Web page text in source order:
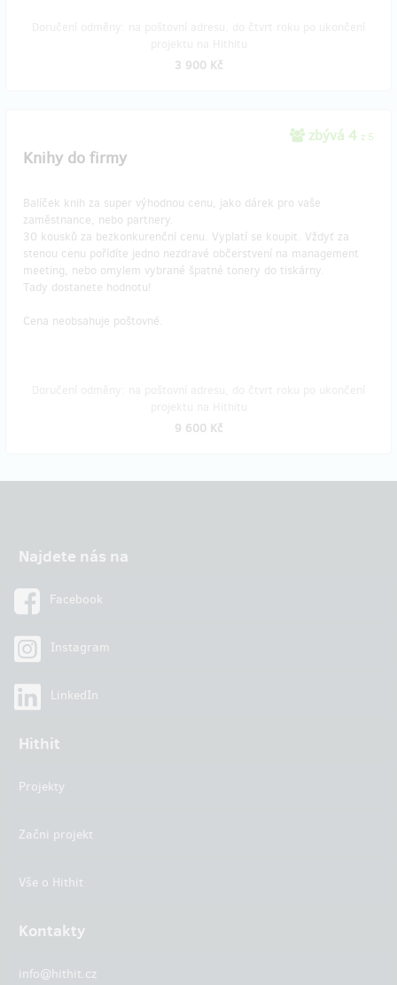
3 900 Kč
zbývá 4 z 5
Knihy do firmy
Balíček knih za super výhodnou cenu, jako dárek pro vaše
zaměstnance, nebo partnery.
30 kousků za bezkonkurenční cenu. Vyplatí se koupit. Vždyť za
stenou cenu pořídíte jedno nezdravé občerstvení na management
meeting, nebo omylem vybrané špatné tonery do tiskárny.
Tady dostanete hodnotu!
Cena neobsahuje poštovné.
9 600 Kč
Najdete nás na
Facebook
Instagram
LinkedIn
Hithit
Projekty
Začni projekt
Vše o Hithit
Kontakty
info@hithit.cz